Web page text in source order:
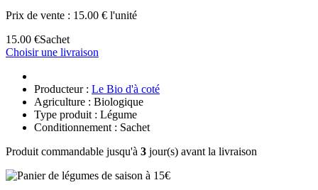
Prix de vente : 15.00 € l'unité
15.00 €Sachet
Choisir une livraison
Producteur : Le Bio d'à coté
Agriculture : Biologique
Type produit : Légume
Conditionnement : Sachet
Produit commandable jusqu'à 3 jour(s) avant la livraison